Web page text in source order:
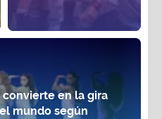
convierte en la gira
mundo según